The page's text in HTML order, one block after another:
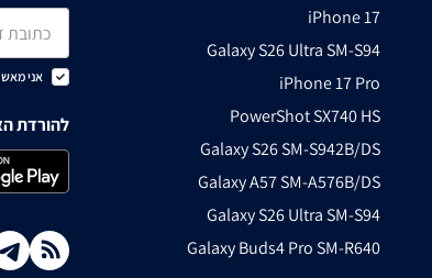
iPhone 17
Galaxy S26 Ultra SM-S94
iPhone 17 Pro
PowerShot SX740 HS
Galaxy S26 SM-S942B/DS
Galaxy A57 SM-A576B/DS
Galaxy S26 Ultra SM-S94
Galaxy Buds4 Pro SM-R640
אני
להורדת